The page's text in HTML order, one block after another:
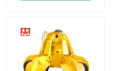
Gru a ponte monotrave
Doppia gru a cavalletto